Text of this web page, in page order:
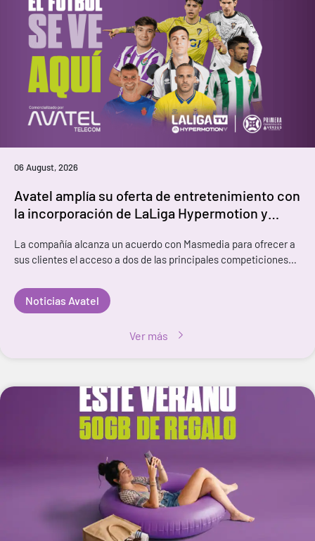
06 August, 2026
Avatel amplía su oferta de entretenimiento con
la incorporación de LaLiga Hypermotion y
La compañía alcanza un acuerdo con Masmedia para ofrecer a
sus clientes el acceso a dos de las principales competiciones
propuesta de ent
Noticias Avatel
Ver más